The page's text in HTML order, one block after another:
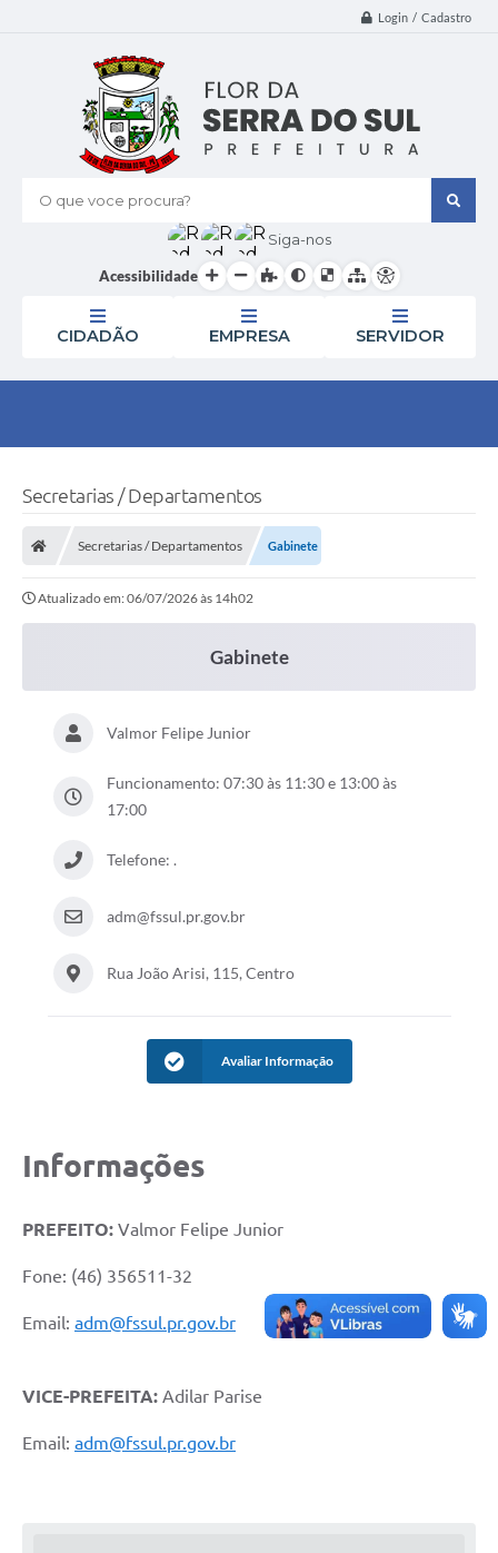
Login / Cadastro
O que voce procura?
Siga-nos
Acessibilidade
CIDADÃO EMPRESA SERVIDOR
Secretarias / Departamentos
Secretarias / Departamentos Gabinete
Atualizado em: 06/07/2026 às 14h02
Gabinete
Valmor Felipe Junior
Funcionamento: 07:30 às 11:30 e 13:00 às
17:00
Telefone: .
adm@fssul.pr.gov.br
Rua João Arisi, 115, Centro
Avaliar Informação
Informações
PREFEITO: Valmor Felipe Junior
Fone: (46) 356511-32
Email: adm@fssul.pr.gov.br
VICE-PREFEITA: Adilar Parise
Email: adm@fssul.pr.gov.br